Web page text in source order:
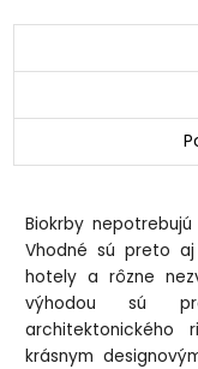
Biokrby
Vhodné sú preto
hotely a rôzne
výhodou sú
architektonického
krásnym